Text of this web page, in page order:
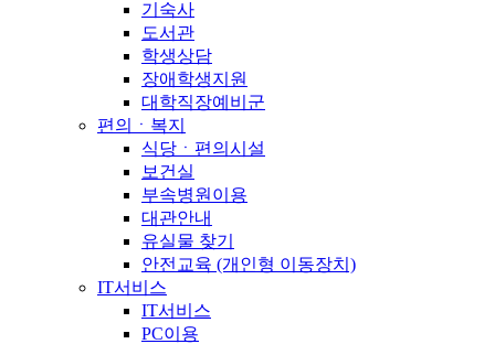
기숙사
도서관
학생상담
장애학생지원
대학직장예비군
편의ㆍ복지
식당ㆍ편의시설
보건실
부속병원이용
대관안내
유실물 찾기
안전교육 (개인형 이동장치)
IT서비스
IT서비스
PC이용